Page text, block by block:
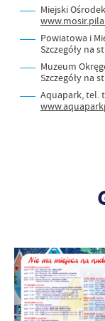
Miejski
Powiatowa i
Szczegóły na
Muzeum
Szczegóły na
Aquapark, tel.